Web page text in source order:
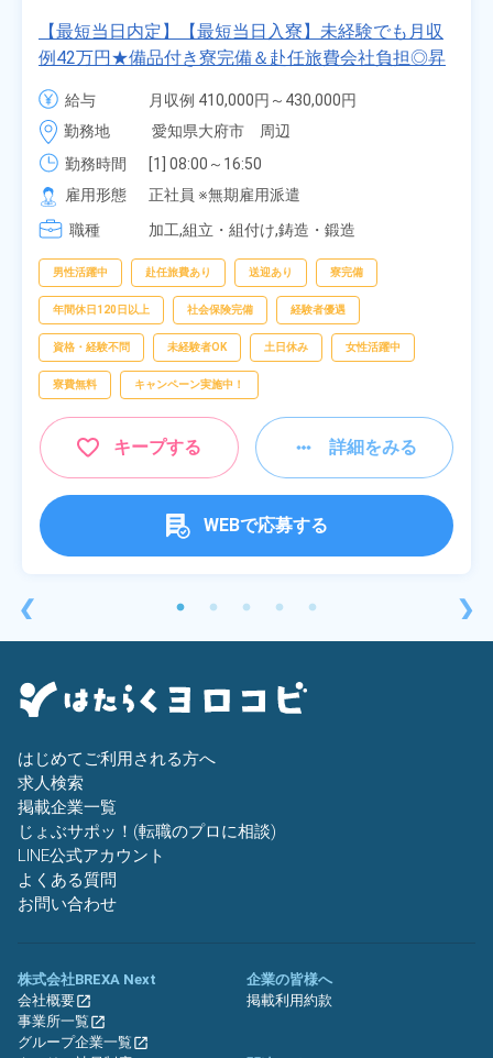
❮
【最短当日内定】【最短当日入寮】未経験でも月収
例42万円★備品付き寮完備＆赴任旅費会社負担◎昇
給・業績賞与あり！組立や塗装など自動車製造の各
種作業！《愛知県大府市》
給与
月収例 410,000円～430,000円
月給 277,000円～277,000円
勤務地
愛知県大府市　周辺
勤務時間
[1] 08:00～16:50
[2] 06:25～15:10
[3] 17:05～01:50
雇用形態
正社員 ※無期雇用派遣
職種
加工,組立・組付け,鋳造・鍛造
男性活躍中 赴任旅費あり 送迎あり 寮完備
年間休日120日以上 社会保険完備 経験者優遇
資格・経験不問 未経験者OK 土日休み 女性活躍中
寮費無料 キャンペーン実施中！
キープする 詳細をみる
WEBで応募する
❯
はじめてご利用される方へ
求人検索
掲載企業一覧
じょぶサポッ！(転職のプロに相談)
LINE公式アカウント
よくある質問
お問い合わせ
株式会社BREXA Next
会社概要
事業所一覧
グループ企業一覧
企業の皆様へ
掲載利用約款